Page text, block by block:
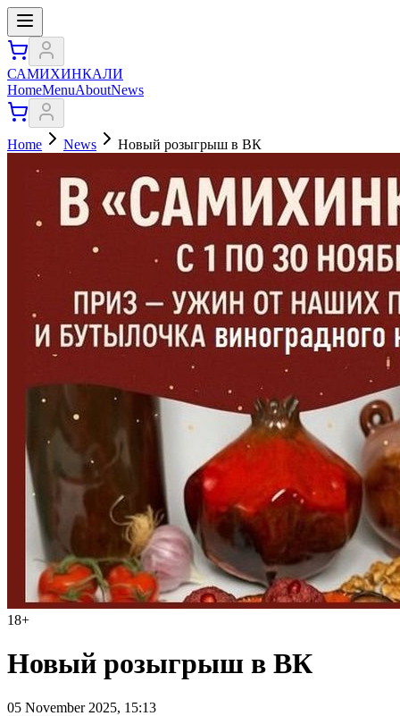
САМИХИНКАЛИ
HomeMenuAboutNews
Home News Новый розыгрыш в ВК
18+
Новый розыгрыш в ВК
05 November 2025, 15:13